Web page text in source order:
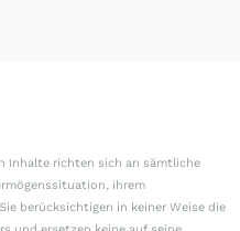
Inhalte richten sich an sämtliche
ihrem
berücksichtigen in keiner Weise die